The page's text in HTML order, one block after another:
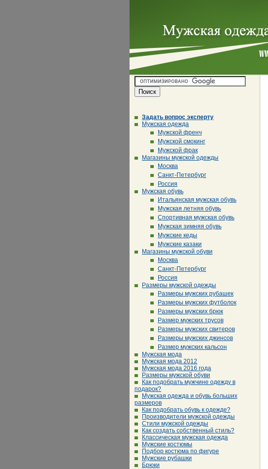
Задать вопрос эксперту
Мужская одежда
Мужской френч
Мужской смокинг
Мужской фрак
Магазины мужской одежды
Москва
Санкт-Петербург
Россия
Мужская обувь
Итальянская мужская обувь
Мужская летняя обувь
Спортивная мужская обувь
Мужская зимняя обувь
Мужские кеды
Мужские казаки
Магазины мужской обуви
Москва
Санкт-Петербург
Россия
Размеры мужской одежды
Размеры мужских рубашек
Размеры мужских футболок
Размеры мужских брюк
Размер мужских трусов
Размеры мужских свитеров
Размеры мужских джинсов
Размер мужских кальсон
Мужская мода
Мужская мода 2012
Мужская мода 2016 года
Размеры мужской обуви
Как подобрать мужчине одежду в
подарок?
Мужская одежда и обувь больших
размеров
Как подобрать обувь к одежде?
Производители мужской одежды
Стили мужской одежды
Как создать собственный стиль?
Классическая мужская одежда
Мужские костюмы
Подбор костюма по фигуре
Мужские рубашки
Брюки